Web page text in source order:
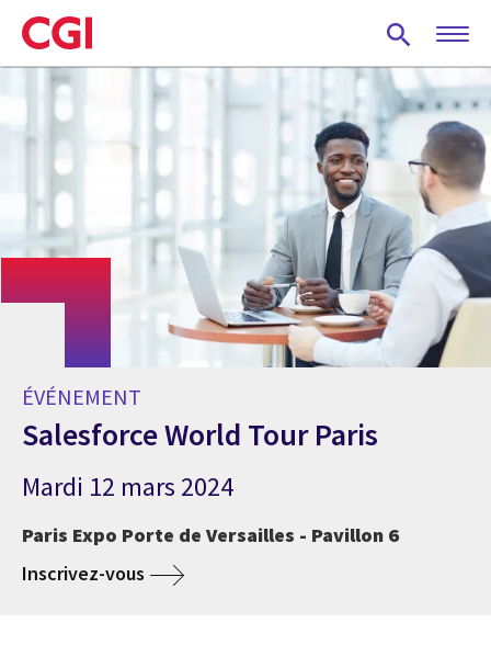
Skip
to
main
content
ÉVÉNEMENT
Salesforce World Tour Paris
Mardi 12 mars 2024
Paris Expo Porte de Versailles - Pavillon 6
Inscrivez-vous